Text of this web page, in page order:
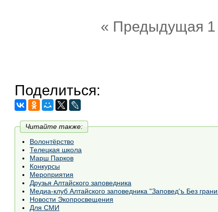
« Предыдущая 1
Поделиться:
Читайте также:
Волонтёрство
Телецкая школа
Марш Парков
Конкурсы
Мероприятия
Друзья Алтайского заповедника
Медиа-клуб Алтайского заповедника "Заповед'ъ Без
Новости Экопросвещения
Для СМИ